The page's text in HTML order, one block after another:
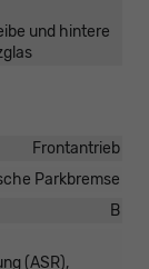
und hintere
Frontantrieb
Parkbremse
B
(ASR),